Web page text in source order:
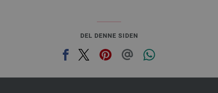
DEL DENNE SIDEN